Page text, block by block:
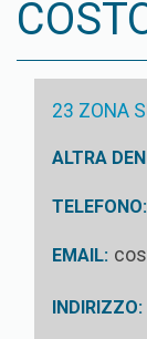
23 ZONA
ALTRA
TELEFONO:
EMAIL:
INDIRIZZO: